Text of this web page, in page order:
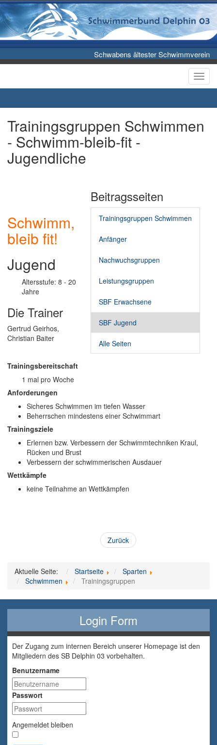
Schwabens ältester Schwimmverein
Trainingsgruppen Schwimmen
- Schwimm-bleib-fit -
Jugendliche
Beitragsseiten
Trainingsgruppen Schwimmen
Anfänger
Nachwuchsgruppen
Leistungsgruppen
SBF Erwachsene
SBF Jugend
Alle Seiten
Schwimm,
bleib fit!
Jugend
Altersstufe: 8 - 20
Jahre
Die Trainer
Gertrud Geirhos,
Christian Baiter
Trainingsbereitschaft
1 mal pro Woche
Anforderungen
Sicheres Schwimmen im tiefen Wasser
Beherrschen mindestens einer Schwimmart
Trainingsziele
Erlernen bzw. Verbessern der Schwimmtechniken Kraul,
Rücken und Brust
Verbessern der schwimmerischen Ausdauer
Wettkämpfe
keine Teilnahme an Wettkämpfen
Zurück
Aktuelle Seite: Startseite
Sparten
Schwimmen
Trainingsgruppen
Login Form
Der Zugang zum internen Bereich unserer Homepage ist den
Mitgliedern des SB Delphin 03 vorbehalten.
Benutzername
Passwort
Angemeldet bleiben